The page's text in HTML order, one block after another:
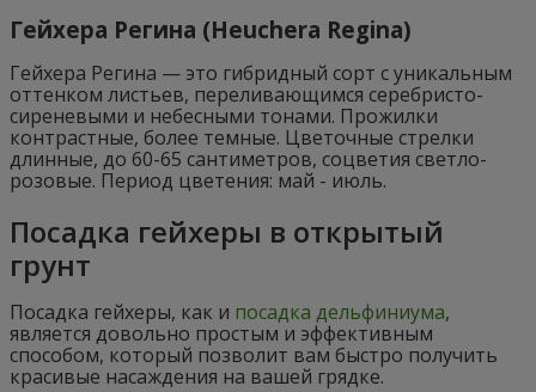
Гейхера Регина (Heuchera Regina)
Гейхера Регина — это гибридный сорт с уникальным
оттенком листьев, переливающимся серебристо-
сиреневыми и небесными тонами. Прожилки
контрастные, более темные. Цветочные стрелки
длинные, до 60-65 сантиметров, соцветия светло-
розовые. Период цветения: май - июль.
Посадка гейхеры в открытый
грунт
Посадка гейхеры, как и посадка дельфиниума,
является довольно простым и эффективным
способом, который позволит вам быстро получить
красивые насаждения на вашей грядке.